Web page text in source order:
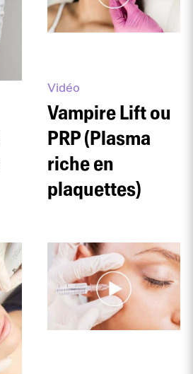
Vidéo
Vampire Lift ou
PRP (Plasma
riche en
plaquettes)